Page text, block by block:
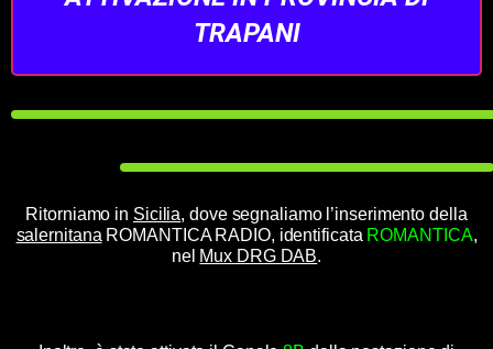
TRAPANI
Ritorniamo in Sicilia, dove segnaliamo l’inserimento della
salernitana ROMANTICA RADIO, identificata ROMANTICA,
nel Mux DRG DAB.